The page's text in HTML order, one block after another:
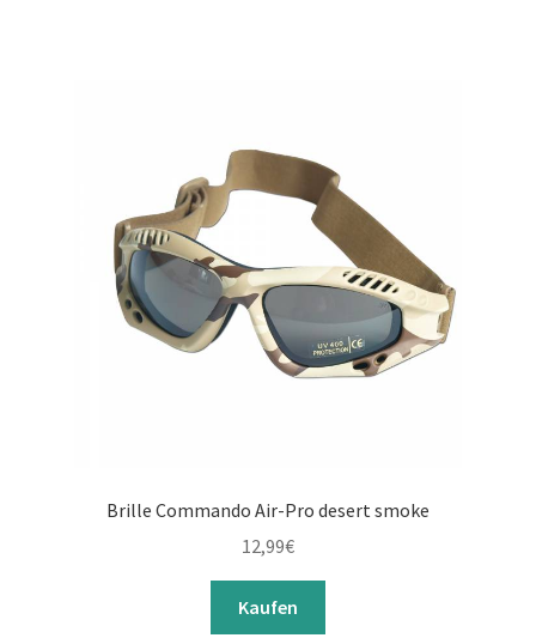
Brille Commando Air-Pro desert smoke
12,99€
Kaufen